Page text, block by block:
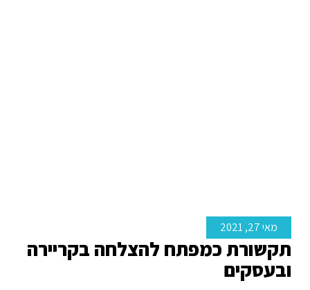
מאי 27, 2021
תקשורת כמפתח להצלחה בקריירה
ובעסקים